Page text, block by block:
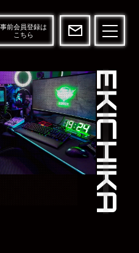
事前会員登録は
こちら
EKICHIKA